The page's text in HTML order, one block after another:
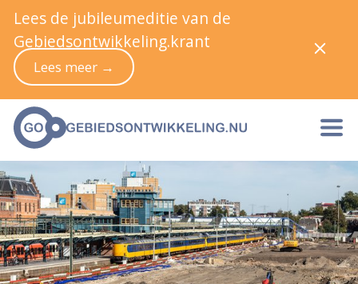
Lees de jubileumeditie van de
Gebiedsontwikkeling.krant
Lees meer →